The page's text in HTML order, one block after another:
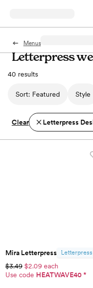
Menus
Letterpress
40 results
Sort: Featured Style
Clear Letterpress
Mira Letterpress Letterpress
$3.49 $2.09 each
Use code HEATWAVE40 *